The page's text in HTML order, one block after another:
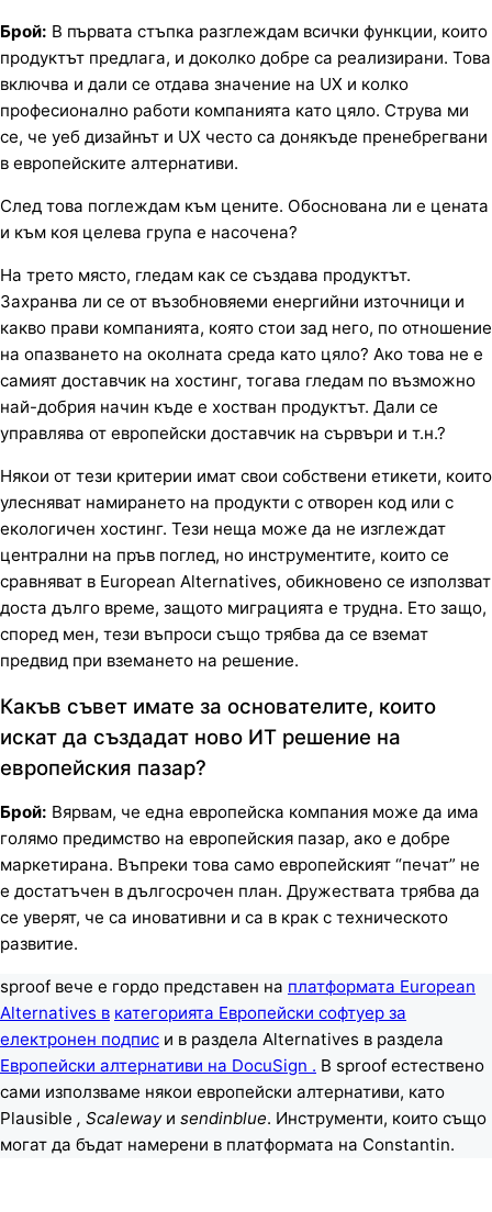
Брой: В първата стъпка разглеждам всички функции, които
продуктът предлага, и доколко добре са реализирани. Това
включва и дали се отдава значение на UX и колко
професионално работи компанията като цяло. Струва ми
се, че уеб дизайнът и UX често са донякъде пренебрегвани
в европейските алтернативи.
След това поглеждам към цените. Обоснована ли е цената
и към коя целева група е насочена?
На трето място, гледам как се създава продуктът.
Захранва ли се от възобновяеми енергийни източници и
какво прави компанията, която стои зад него, по отношение
на опазването на околната среда като цяло? Ако това не е
самият доставчик на хостинг, тогава гледам по възможно
най-добрия начин къде е хостван продуктът. Дали се
управлява от европейски доставчик на сървъри и т.н.?
Някои от тези критерии имат свои собствени етикети, които
улесняват намирането на продукти с отворен код или с
екологичен хостинг. Тези неща може да не изглеждат
централни на пръв поглед, но инструментите, които се
сравняват в European Alternatives, обикновено се използват
доста дълго време, защото миграцията е трудна. Ето защо,
според мен, тези въпроси също трябва да се вземат
предвид при вземането на решение.
Какъв съвет имате за основателите, които
искат да създадат ново ИТ решение на
европейския пазар?
Брой: Вярвам, че една европейска компания може да има
голямо предимство на европейския пазар, ако е добре
маркетирана. Въпреки това само европейският “печат” не
е достатъчен в дългосрочен план. Дружествата трябва да
се уверят, че са иновативни и са в крак с техническото
развитие.
sproof вече е гордо представен на платформата European
Alternatives в категорията Европейски софтуер за
електронен подпис и в раздела Alternatives в раздела
Европейски алтернативи на DocuSign . В sproof естествено
сами използваме някои европейски алтернативи, като
Plausible , Scalewayи sendinblue. Инструменти, които също
могат да бъдат намерени в платформата на Constantin.